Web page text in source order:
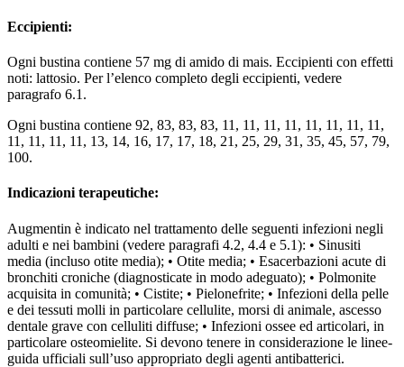
Eccipienti:
Ogni bustina contiene 57 mg di amido di mais. Eccipienti con effetti
noti: lattosio. Per l’elenco completo degli eccipienti, vedere
paragrafo 6.1.
Ogni bustina contiene 92, 83, 83, 83, 11, 11, 11, 11, 11, 11, 11, 11,
11, 11, 11, 11, 13, 14, 16, 17, 17, 18, 21, 25, 29, 31, 35, 45, 57, 79,
100.
Indicazioni terapeutiche:
Augmentin è indicato nel trattamento delle seguenti infezioni negli
adulti e nei bambini (vedere paragrafi 4.2, 4.4 e 5.1): • Sinusiti
media (incluso otite media); • Otite media; • Esacerbazioni acute di
bronchiti croniche (diagnosticate in modo adeguato); • Polmonite
acquisita in comunità; • Cistite; • Pielonefrite; • Infezioni della pelle
e dei tessuti molli in particolare cellulite, morsi di animale, ascesso
dentale grave con celluliti diffuse; • Infezioni ossee ed articolari, in
particolare osteomielite. Si devono tenere in considerazione le linee-
guida ufficiali sull’uso appropriato degli agenti antibatterici.